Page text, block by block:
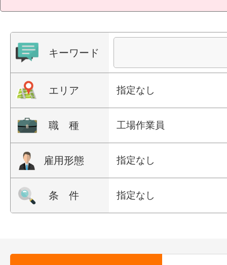
キーワード
エリア 指定なし
職 種 工場作業員
雇用形態 指定なし
条 件 指定なし